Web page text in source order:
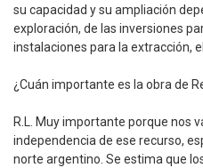
su capacidad y su ampliación
exploración, de las inversiones
instalaciones para la extracción,
¿Cuán importante es la obra de
R.L. Muy importante porque nos
independencia de ese recurso,
norte argentino. Se estima que